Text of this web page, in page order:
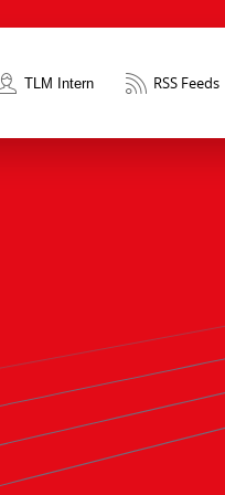
TLM Intern RSS Feeds